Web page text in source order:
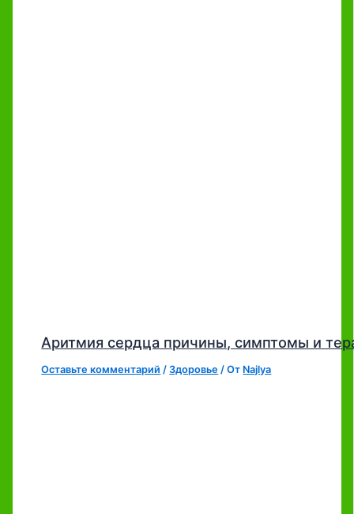
Аритмия сердца причины, симптомы и
Оставьте комментарий /Здоровье / От Najlya